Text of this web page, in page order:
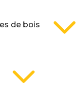
de bois 3
3